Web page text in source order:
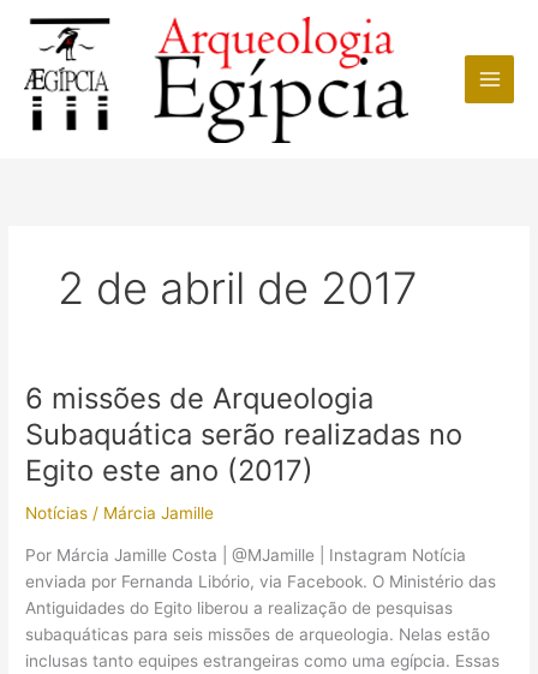
conteúdo
2 de abril de 2017
6 missões de Arqueologia
Subaquática serão realizadas no
Egito este ano (2017)
Notícias / Márcia Jamille
Por Márcia Jamille Costa | @MJamille | Instagram Notícia
enviada por Fernanda Libório, via Facebook. O Ministério das
Antiguidades do Egito liberou a realização de pesquisas
subaquáticas para seis missões de arqueologia. Nelas estão
inclusas tanto equipes estrangeiras como uma egípcia. Essas